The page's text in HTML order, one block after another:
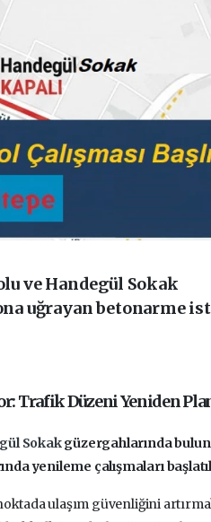
ve Handegül Sokak
uğrayan betonarme
Trafik Düzeni Yeniden
Sokakgüzergahlarında
yenileme çalışmaları
ulaşım güvenliğini